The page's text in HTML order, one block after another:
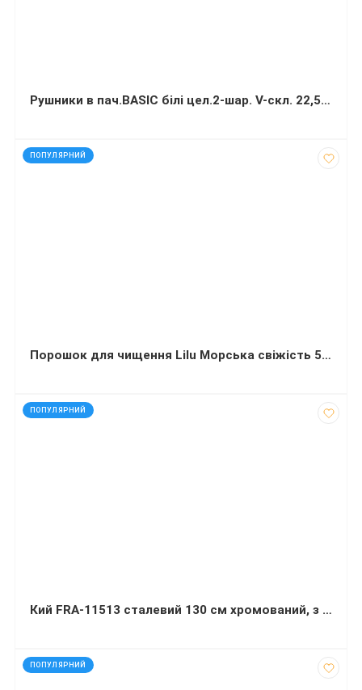
Рушники в пач.BASIC білі цел.2-шар. V-скл. 22,5х22,5см 3200л (20 пач/ящ) Тіша папір
ПОПУЛЯРНИЙ
код: 30953
Порошок для чищення Lilu Морська свіжість 500 г
ПОПУЛЯРНИЙ
код: 90920
Кий FRA-11513 сталевий 130 см хромований, з різьбою
ПОПУЛЯРНИЙ
код: 120362